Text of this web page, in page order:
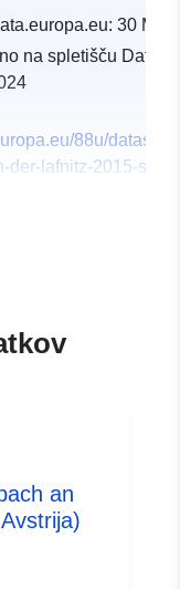
30
na spletišču
88u/
der-lafnitz-2015-
an